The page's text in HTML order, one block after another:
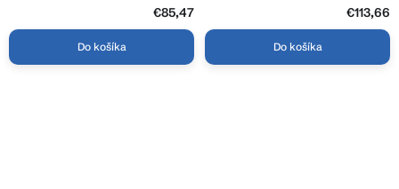
podložka proti zapareniu, ERG-V01-
LYRA-4080-CL
€85,47
Do košíka
proti zapareniu, ERG-V01-Demi-
6090-CL
€113,66
Do košíka